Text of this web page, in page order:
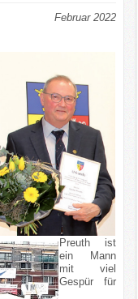
Februar 2022
Preuth ist
ein Mann
mit viel
Gespür für